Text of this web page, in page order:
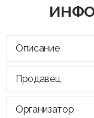
Описание
Продавец
Организатор